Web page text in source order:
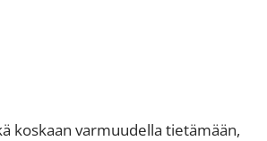
koskaan varmuudella tietämään,